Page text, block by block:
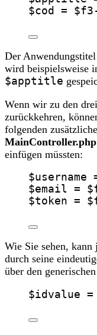
$cod
= $f3
Der
wird beispielsweise
$apptitle
Wenn wir zu den
zurückkehren,
folgenden
MainController.php
einfügen müssten:
$username
$email =
$token =
Wie Sie sehen,
durch seine
über den
$idvalue =